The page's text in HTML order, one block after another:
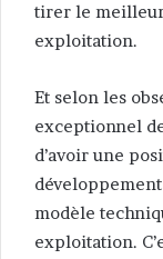
tirer le
exploitation.
Et selon les
exceptionnel
d’avoir une
modèle
exploitation.